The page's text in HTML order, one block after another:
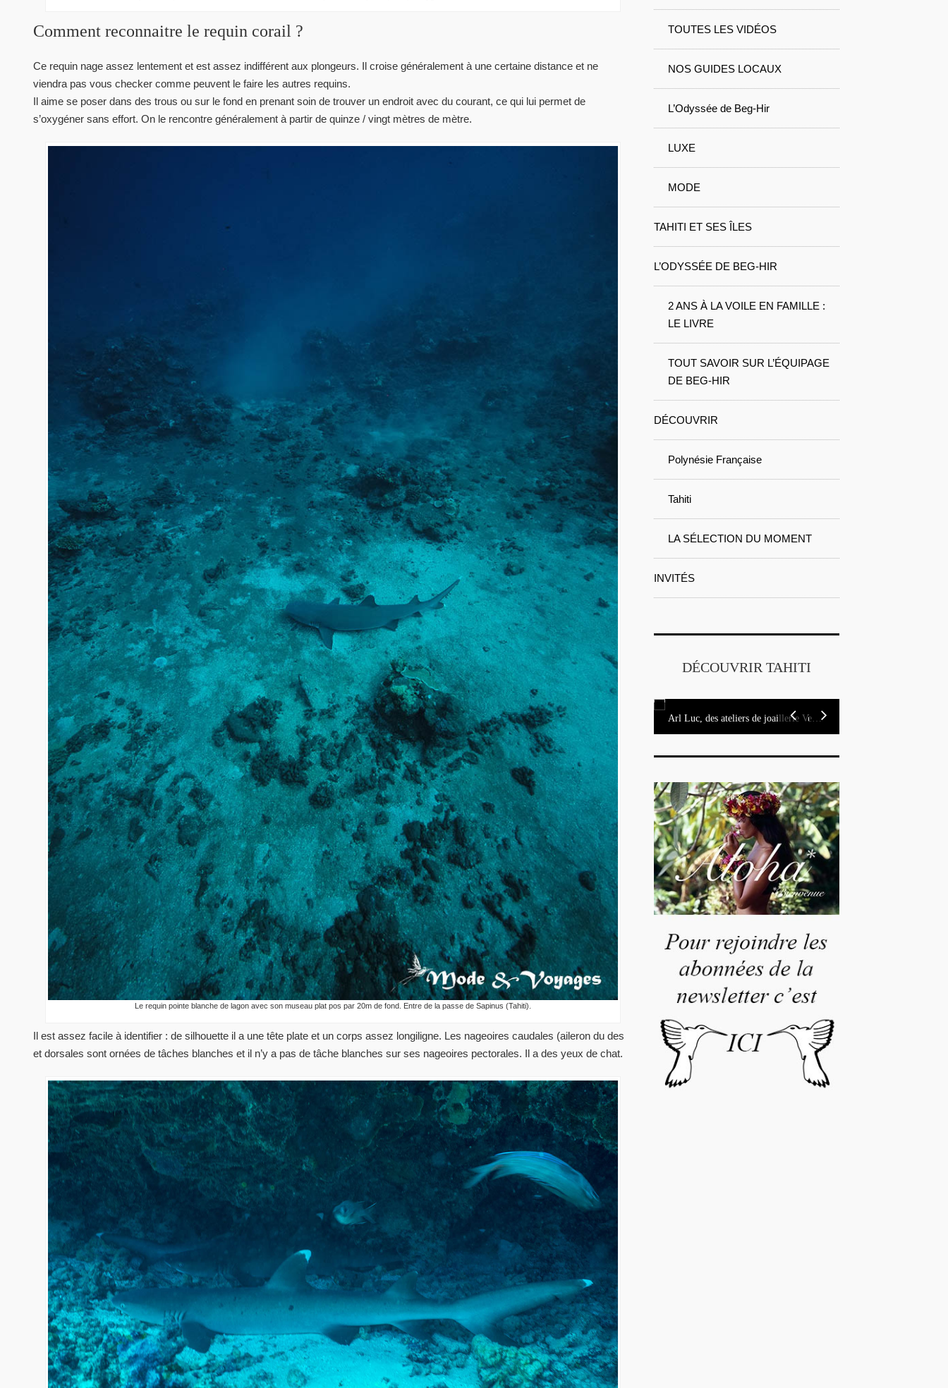
Comment reconnaitre le requin corail ?
Ce requin nage assez lentement et est assez indifférent aux plongeurs. Il croise généralement à une certaine distance et ne
viendra pas vous checker comme peuvent le faire les autres requins.
Il aime se poser dans des trous ou sur le fond en prenant soin de trouver un endroit avec du courant, ce qui lui permet de
s’oxygéner sans effort. On le rencontre généralement à partir de quinze / vingt mètres de mètre.
Le requin pointe blanche de lagon avec son museau plat pos par 20m de fond. Entre de la passe de Sapinus (Tahiti).
Il est assez facile à identifier : de silhouette il a une tête plate et un corps assez longiligne. Les nageoires caudales (aileron du des
et dorsales sont ornées de tâches blanches et il n’y a pas de tâche blanches sur ses nageoires pectorales. Il a des yeux de chat.
TOUTES LES VIDÉOS
NOS GUIDES LOCAUX
L’Odyssée de Beg-Hir
LUXE
MODE
TAHITI ET SES ÎLES
L’ODYSSÉE DE BEG-HIR
2 ANS À LA VOILE EN FAMILLE :
LE LIVRE
TOUT SAVOIR SUR L’ÉQUIPAGE
DE BEG-HIR
DÉCOUVRIR
Polynésie Française
Tahiti
LA SÉLECTION DU MOMENT
INVITÉS
DÉCOUVRIR TAHITI
Arl Luc, des ateliers de joaillerie Vendôme aux rivages de Tahiti